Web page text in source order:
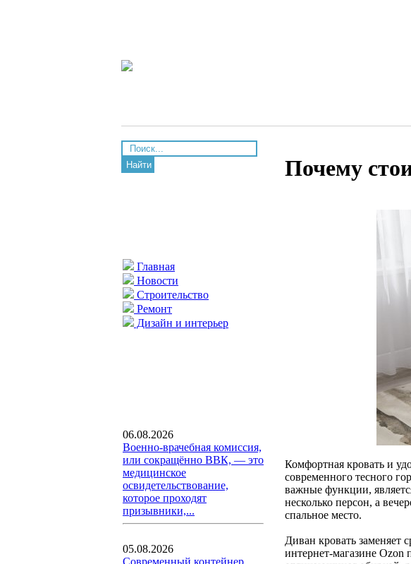
Найти
Главная
Новости
Строительство
Ремонт
Дизайн и интерьер
06.08.2026
Военно-врачебная комиссия,
или сокращённо ВВК, — это
медицинское
освидетельствование,
которое проходят
призывники,...
05.08.2026
Современный контейнер
Почему
Комфортная кровать и
современного тесного
важные функции,
несколько персон, а
спальное место.
Диван кровать заменяет
интернет-магазине Ozon